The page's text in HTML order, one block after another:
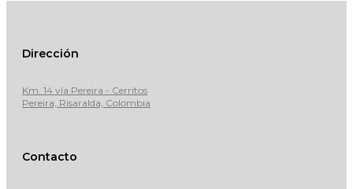
Dirección
Km. 14 vía Pereira - Cerritos
Pereira, Risaralda, Colombia
Contacto